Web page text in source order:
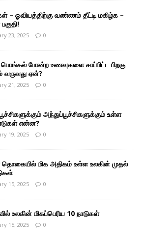
– ஓவியத்திற்கு வண்ணம் தீட்டி மகிழ்க –
23, 2025 0
போன்ற உணவுகளை சாப்பிட்ட பிறகு
வருவது ஏன்?
21, 2025 0
அந்துப்பூச்சிகளுக்கும் உள்ள
என்ன?
19, 2025 0
மிக அதிகம் உள்ள உலகின் முதல்
15, 2025 0
உலகின் மிகப்பெரிய 10 நாடுகள்
15, 2025 0